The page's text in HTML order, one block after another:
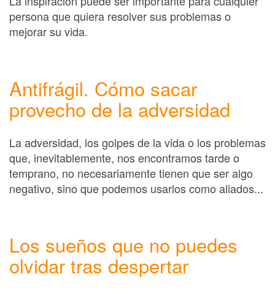
persona que quiera resolver sus problemas o
mejorar su vida.
Antifrágil. Cómo sacar
provecho de la adversidad
La adversidad, los golpes de la vida o los problemas
que, inevitablemente, nos encontramos tarde o
temprano, no necesariamente tienen que ser algo
negativo, sino que podemos usarlos como aliados...
Los sueños que no puedes
olvidar tras despertar